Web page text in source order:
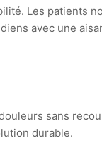
Les patients
avec une
sans
durable.